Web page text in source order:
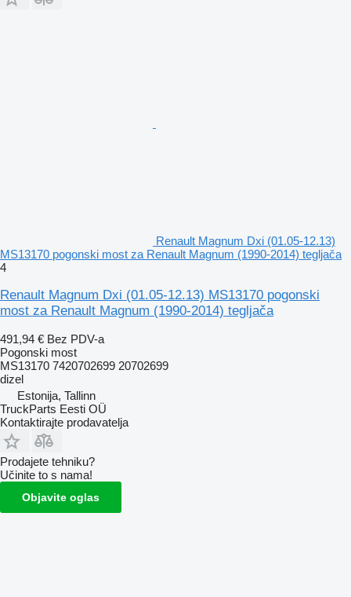
Renault Magnum Dxi (01.05-12.13)
MS13170 pogonski most za Renault Magnum (1990-2014) tegljača
4
Renault Magnum Dxi (01.05-12.13) MS13170 pogonski
most za Renault Magnum (1990-2014) tegljača
491,94 € Bez PDV-a
Pogonski most
MS13170 7420702699 20702699
dizel
Estonija, Tallinn
TruckParts Eesti OÜ
Kontaktirajte prodavatelja
Prodajete tehniku?
Učinite to s nama!
Objavite oglas